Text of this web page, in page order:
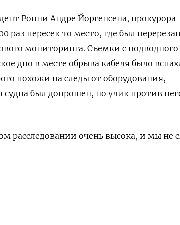
Ронни Андре Йоргенсена, прокурора
раз пересек то место, где был
мониторинга. Съемки с подводного
дно в месте обрыва кабеля было
похожи на следы от оборудования,
был допрошен, но улик против
расследовании очень высока, и мы не